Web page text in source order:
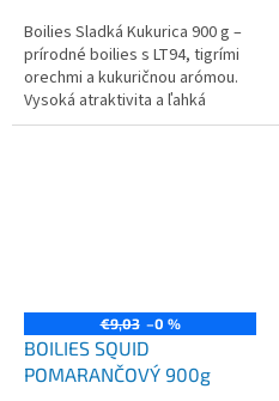
Boilies Sladká Kukurica 900 g –
prírodné boilies s LT94, tigrími
orechmi a kukuričnou arómou.
Vysoká atraktivita a ľahká
stráviteľnosť pre kapry a
€9,03 –0 %
BOILIES SQUID
POMARANČOVÝ 900g